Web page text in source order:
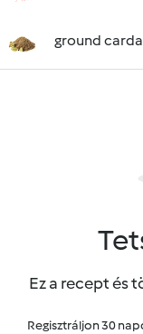
ground
Ez a recept és
Regisztráljon 30